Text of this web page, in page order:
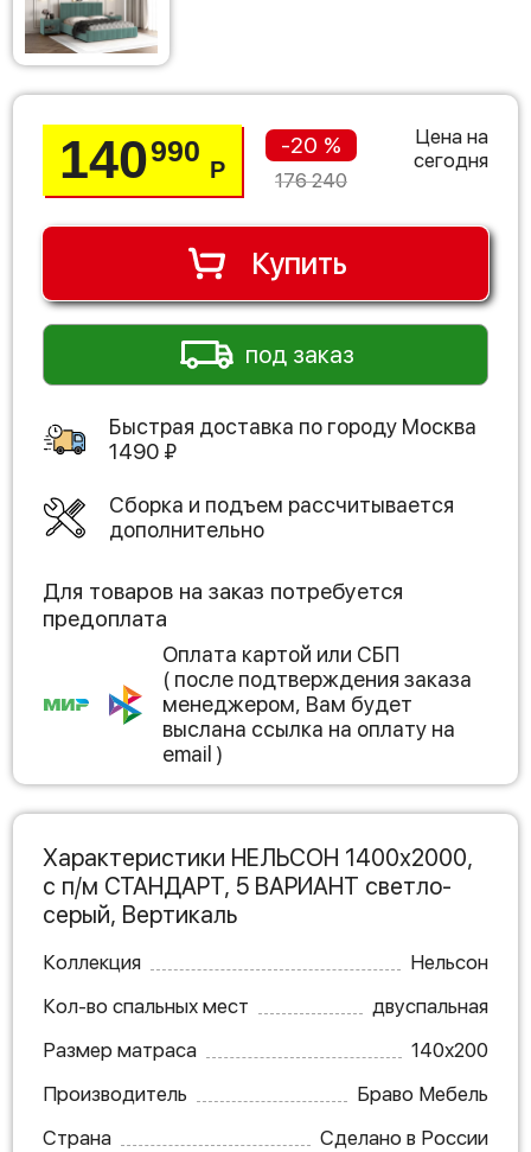
140990
Р
-20 %
176 240
Цена на
сегодня
Купить
под заказ
Быстрая доставка по городу Москва
1490 ₽
Сборка и подъем рассчитывается
дополнительно
Для товаров на заказ потребуется
предоплата
Оплата картой или СБП
( после подтверждения заказа
менеджером, Вам будет
выслана ссылка на оплату на
email )
Характеристики НЕЛЬСОН 1400х2000,
с п/м СТАНДАРТ, 5 ВАРИАНТ светло-
серый, Вертикаль
Коллекция
Нельсон
Кол-во спальных мест
двуспальная
Размер матраса
140х200
Производитель
Браво Мебель
Страна
Сделано в России